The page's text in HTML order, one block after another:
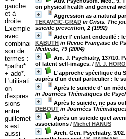
on physical health and general
Aggression as a natural
TEKAVCIC-GRAD in Crisis. The
suicide prevention, 2 (1992)
Aider l' enfant endeuillé :
KABUTH in Revue Française de
Médicale, 79 (2004)
Am. J. Psychiatry, 137/10.
of latent self-images./ M. J.
L'approche spécifique du
auprès d'un deuil particulier : le
Après le suicide d' un
in Journées Thématiques de
Après le suicide, ne pas
DEBOUT in Journées
Après un suicide quel
associations/ Michel HANUS
Arch. Gen. Psychiatry, 3/
gauche
et à
droite :
Exemple
avec
combinai
son de
termes :
*patho*
+ ado*.
L'utilisati
on
d'expres
sions
entre
guillemet
s est
aussi